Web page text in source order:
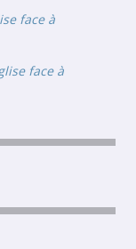
face à
face à